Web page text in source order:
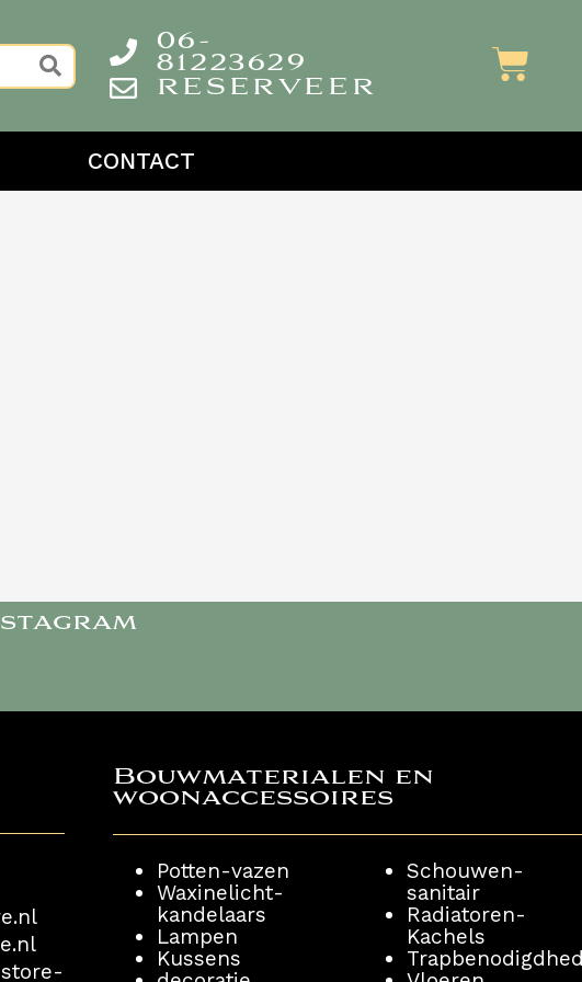
06-
81223629
RESERVEER
CONTACT
Bouwmaterialen en
woonaccessoires ​
Potten-vazen
Waxinelicht-
kandelaars
Lampen
Kussens
Schouwen-
sanitair
Radiatoren-
Kachels